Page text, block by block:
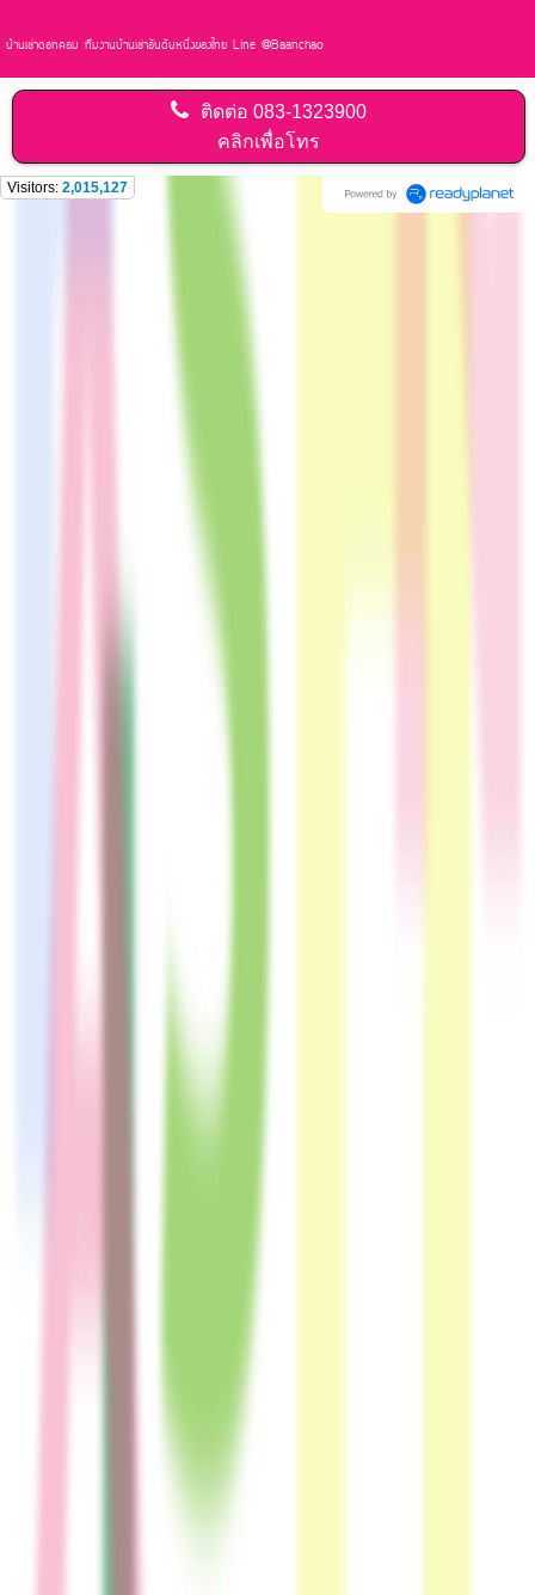
บ้านเช่าดอทคอม ทีมงานบ้านเช่าอันดับหนึ่งของไทย Line @Baanchao
ติดต่อ 083-1323900
คลิกเพื่อโทร
Visitors: 2,015,127